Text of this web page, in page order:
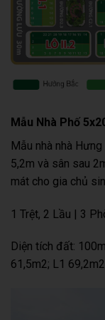
Mẫu Nhà Phố
Mẫu nhà nhà
5,2m và sân sau
mát cho gia chủ
1 Trệt, 2 Lầu | 3
Diện tích đất:
61,5m2; L1